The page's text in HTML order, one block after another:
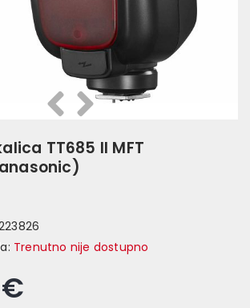
PrethodnaSlijedeća
TT685 II MFT
Trenutno nije dostupno